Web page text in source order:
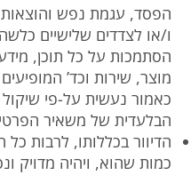
הפסד, עגמת נפש והוצאות
ו/או לצדדים שלישיים
הסתמכות על כל תוכן,
מוצר, שירות וכד’
כאמור נעשית על-פי שיקול
הבלעדית של משאיר
הדיוור בכללותו, לרבות
כמות שהוא, ויהיה מדויק